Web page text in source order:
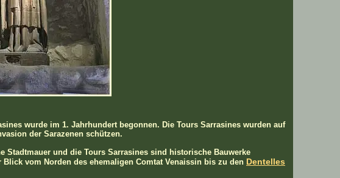
wurde im 1. Jahrhundert begonnen. Die Tours Sarrasines wurden auf
der Sarazenen schützen.
Stadtmauer und die Tours Sarrasines sind historische Bauwerke
vom Norden des ehemaligen Comtat Venaissin bis zu den Dentelles